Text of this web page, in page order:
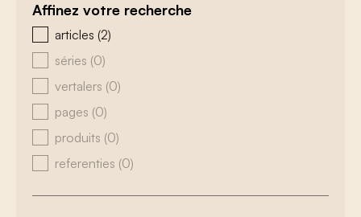
Affinez votre recherche
zoeken - type
articles (2)
séries (0)
vertalers (0)
pages (0)
produits (0)
referenties (0)